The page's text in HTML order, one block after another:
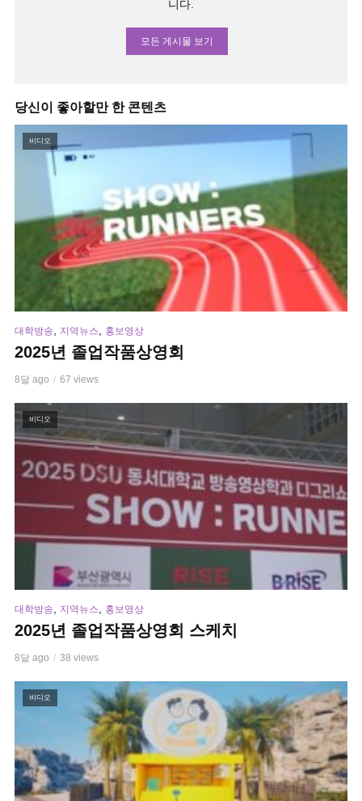
니다.
모든 게시물 보기
당신이 좋아할만 한 콘텐츠
비디오
대학방송 지역뉴스 홍보영상
2025년 졸업작품상영회
8달 ago 67 views
비디오
대학방송 지역뉴스 홍보영상
2025년 졸업작품상영회 스케치
8달 ago 38 views
비디오